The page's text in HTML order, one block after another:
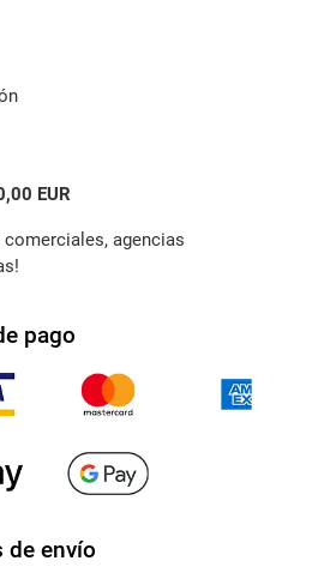
EUR
agencias
pago
de envío